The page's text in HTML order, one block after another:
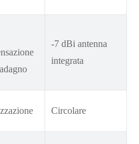
-7 dBi antenna
integrata
Circolare